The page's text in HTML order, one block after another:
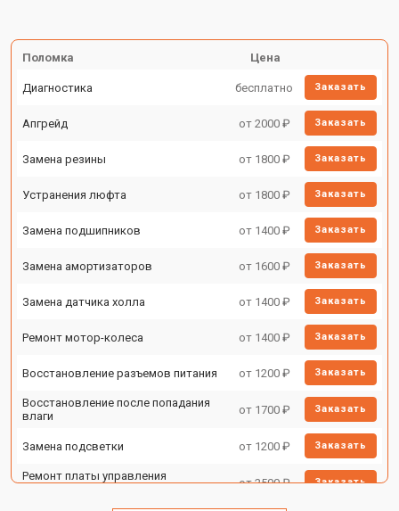
Поломка Цена
Диагностика бесплатно Заказать
Апгрейд от 2000 ₽ Заказать
Замена резины от 1800 ₽ Заказать
Устранения люфта от 1800 ₽ Заказать
Замена подшипников от 1400 ₽ Заказать
Замена амортизаторов от 1600 ₽ Заказать
Замена датчика холла от 1400 ₽ Заказать
Ремонт мотор-колеса от 1400 ₽ Заказать
Восстановление разъемов питания от 1200 ₽ Заказать
Восстановление после попадания
влаги
от 1700 ₽ Заказать
Замена подсветки от 1200 ₽ Заказать
Ремонт платы управления
от 2500 ₽ Заказать